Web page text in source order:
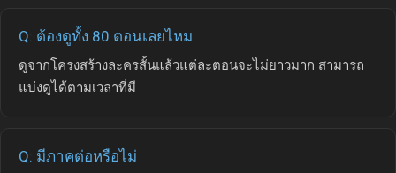
Q: ต้องดูทั้ง 80 ตอนเลยไหม
ดูจากโครงสร้างละครสั้นแล้วแต่ละตอนจะไม่ยาวมาก สามารถ
แบ่งดูได้ตามเวลาที่มี
Q: มีภาคต่อหรือไม่